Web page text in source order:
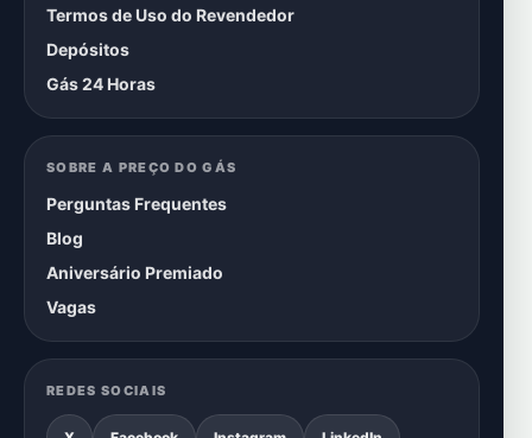
Termos de Uso do Revendedor
Depósitos
Gás 24 Horas
SOBRE A PREÇO DO GÁS
Perguntas Frequentes
Blog
Aniversário Premiado
Vagas
REDES SOCIAIS